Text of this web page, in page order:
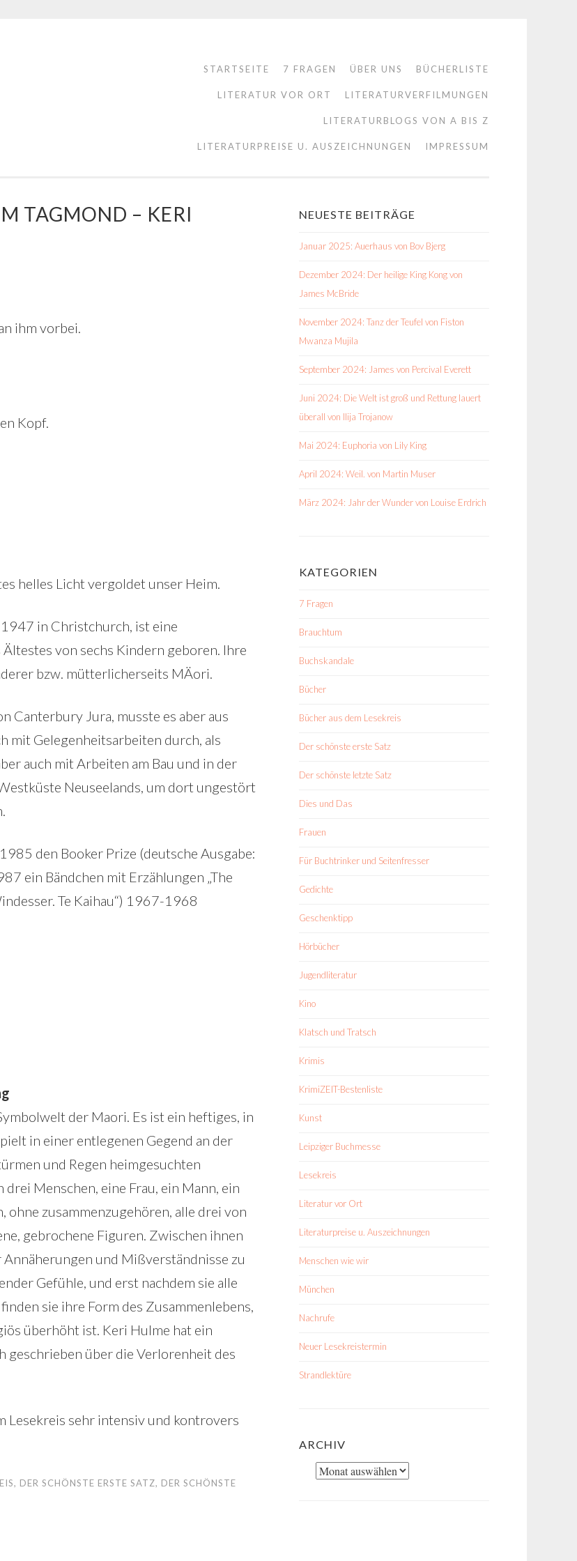
STARTSEITE 7 FRAGEN ÜBER UNS BÜCHERLISTE
LITERATUR VOR ORT LITERATURVERFILMUNGEN
LITERATURBLOGS VON A BIS Z
LITERATURPREISE U. AUSZEICHNUNGEN IMPRESSUM
TAGMOND – KERI
ihm vorbei.
Kopf.
helles Licht vergoldet unser Heim.
in Christchurch, ist eine
von sechs Kindern geboren. Ihre
bzw. mütterlicherseits MÄori.
Jura, musste es aber aus
mit Gelegenheitsarbeiten durch, als
auch mit Arbeiten am Bau und in der
Neuseelands, um dort ungestört
den Booker Prize (deutsche Ausgabe:
ein Bändchen mit Erzählungen „The
Te Kaihau“) 1967-1968
der Maori. Es ist ein heftiges, in
in einer entlegenen Gegend an der
und Regen heimgesuchten
Menschen, eine Frau, ein Mann, ein
ohne zusammenzugehören, alle drei von
gebrochene Figuren. Zwischen ihnen
und Mißverständnisse zu
Gefühle, und erst nachdem sie alle
sie ihre Form des Zusammenlebens,
überhöht ist. Keri Hulme hat ein
geschrieben über die Verlorenheit des
Lesekreis sehr intensiv und kontrovers
, DER SCHÖNSTE ERSTE SATZ, DER SCHÖNSTE
NEUESTE BEITRÄGE
Januar 2025: Auerhaus von Bov Bjerg
Dezember 2024: Der heilige King Kong von
James McBride
November 2024: Tanz der Teufel von Fiston
Mwanza Mujila
September 2024: James von Percival Everett
Juni 2024: Die Welt ist groß und Rettung lauert
überall von Ilija Trojanow
Mai 2024: Euphoria von Lily King
April 2024: Weil. von Martin Muser
März 2024: Jahr der Wunder von Louise Erdrich
KATEGORIEN
7 Fragen
Brauchtum
Buchskandale
Bücher
Bücher aus dem Lesekreis
Der schönste erste Satz
Der schönste letzte Satz
Dies und Das
Frauen
Für Buchtrinker und Seitenfresser
Gedichte
Geschenktipp
Hörbücher
Jugendliteratur
Kino
Klatsch und Tratsch
Krimis
KrimiZEIT-Bestenliste
Kunst
Leipziger Buchmesse
Lesekreis
Literatur vor Ort
Literaturpreise u. Auszeichnungen
Menschen wie wir
München
Nachrufe
Neuer Lesekreistermin
Strandlektüre
ARCHIV
Archiv